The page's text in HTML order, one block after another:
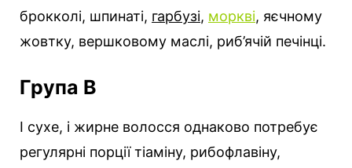
брокколі, шпинаті, гарбузі, моркві, яєчному
жовтку, вершковому маслі, риб’ячій печінці.
Група В
І сухе, і жирне волосся однаково потребує
регулярні порції тіаміну, рибофлавіну,